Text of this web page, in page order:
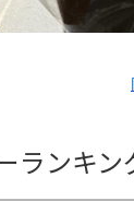
ランキン